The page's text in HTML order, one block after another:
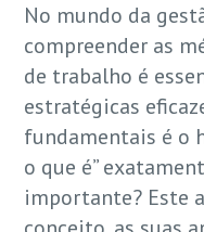
No mundo da
compreender as
de trabalho é
estratégicas
fundamentais é o
o que é”
importante? Este